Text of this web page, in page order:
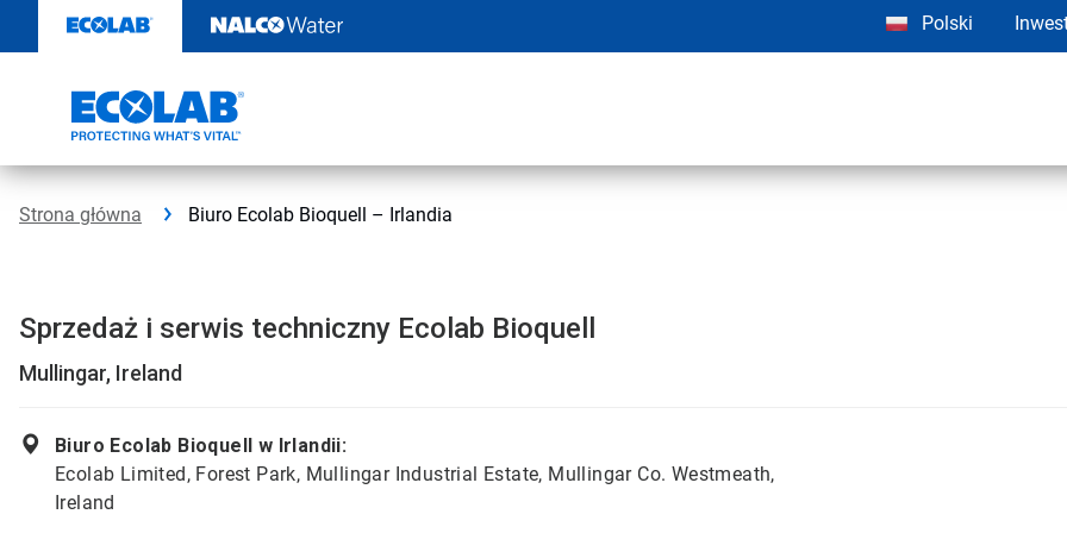
zawartości
Polski
Strona główna Biuro Ecolab Bioquell – Irlandia
Sprzedaż i serwis techniczny Ecolab Bioquell
Mullingar, Ireland
Biuro Ecolab Bioquell w Irlandii:
Ecolab Limited, Forest Park, Mullingar Industrial Estate, Mullingar Co. Westmeath,
Ireland